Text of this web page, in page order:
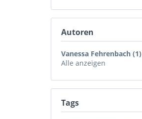
Autoren
Vanessa Fehrenbach (1)
Alle anzeigen
Tags